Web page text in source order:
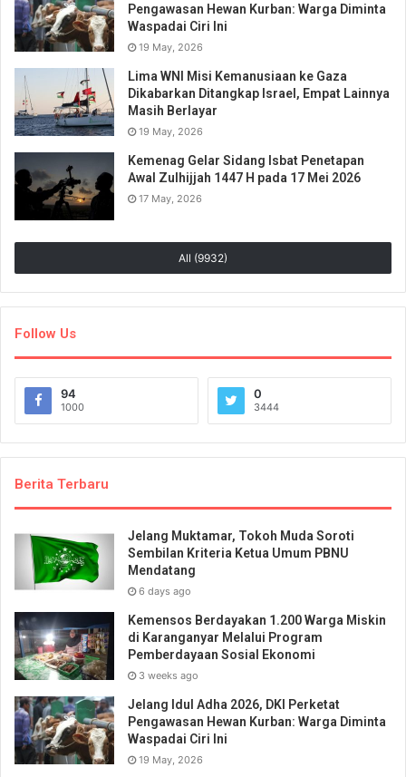
Pengawasan Hewan Kurban: Warga Diminta
Waspadai Ciri Ini
19 May, 2026
Lima WNI Misi Kemanusiaan ke Gaza
Dikabarkan Ditangkap Israel, Empat Lainnya
Masih Berlayar
19 May, 2026
Kemenag Gelar Sidang Isbat Penetapan
Awal Zulhijjah 1447 H pada 17 Mei 2026
17 May, 2026
All (9932)
Follow Us
94
1000
0
3444
Berita Terbaru
Jelang Muktamar, Tokoh Muda Soroti
Sembilan Kriteria Ketua Umum PBNU
Mendatang
6 days ago
Kemensos Berdayakan 1.200 Warga Miskin
di Karanganyar Melalui Program
Pemberdayaan Sosial Ekonomi
3 weeks ago
Jelang Idul Adha 2026, DKI Perketat
Pengawasan Hewan Kurban: Warga Diminta
Waspadai Ciri Ini
19 May, 2026